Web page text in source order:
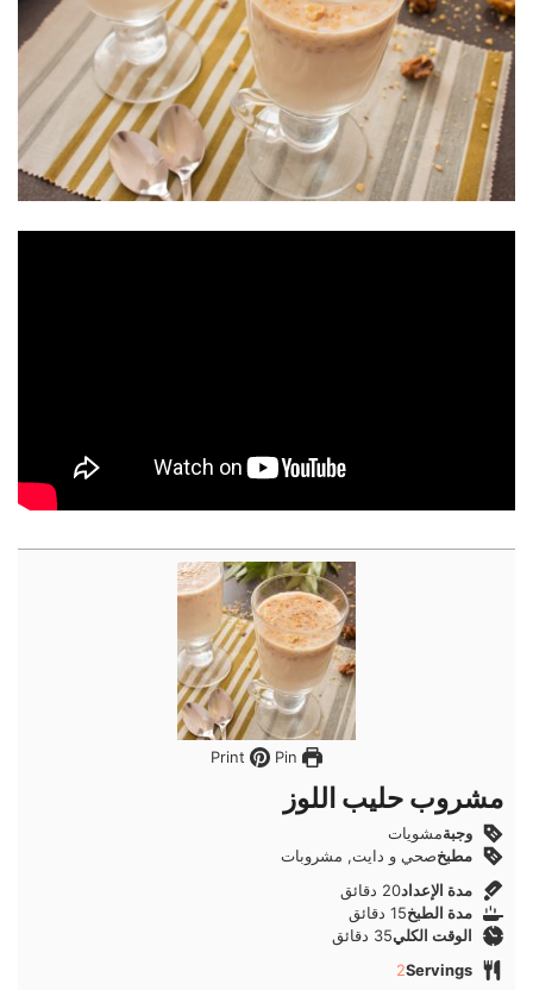
Pin
مشروب حليب اللوز
وجبةمشويات
مطبخصحي و دايت, مشروبات
مدة الإعداد20 دقائق
دقائق
مدة الطبخ15دقائق
دقائق
الوقت الكلي35 دقائق
دقائق
Servings
2